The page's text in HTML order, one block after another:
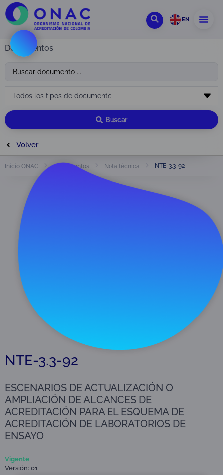
EN
Documentos
Buscar
Volver
Inicio ONAC Documentos Nota técnica NTE-3.3-92
NTE-3.3-92
ESCENARIOS DE ACTUALIZACIÓN O
AMPLIACIÓN DE ALCANCES DE
ACREDITACIÓN PARA EL ESQUEMA DE
ACREDITACIÓN DE LABORATORIOS DE
ENSAYO
Vigente
Versión: 01